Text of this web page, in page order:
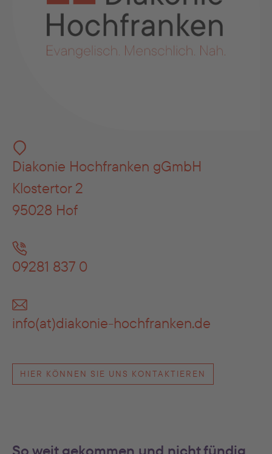
Diakonie Hochfranken gGmbH
Klostertor 2
95028 Hof
09281 837 0
info(at)diakonie-hochfranken.de
HIER KÖNNEN SIE UNS KONTAKTIEREN